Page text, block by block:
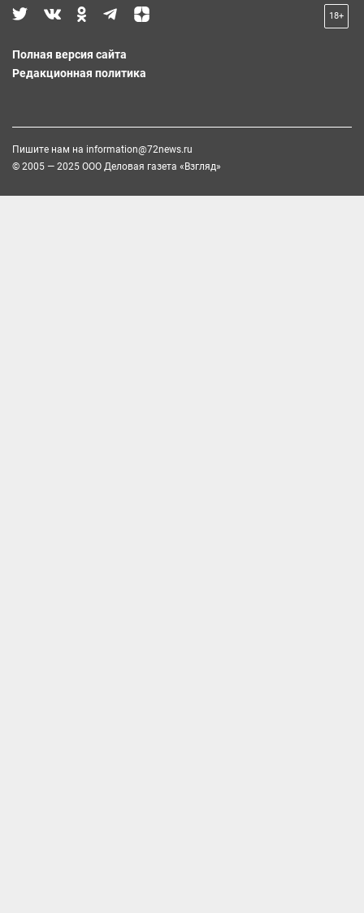
18+
Полная версия сайта
Редакционная политика
Пишите нам на information@72news.ru
© 2005 — 2025 ООО Деловая газета «Взгляд»